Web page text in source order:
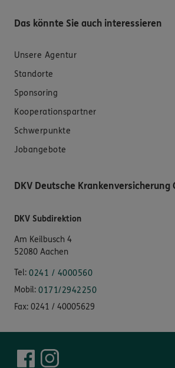
Das könnte Sie auch interessieren
Unsere Agentur
Standorte
Sponsoring
Kooperationspartner
Schwerpunkte
Jobangebote
DKV Deutsche Krankenversicherung
DKV Subdirektion
Am Keilbusch 4
52080 Aachen
Tel: 0241 / 4000560
Mobil: 0171/2942250
Fax: 0241 / 40005629